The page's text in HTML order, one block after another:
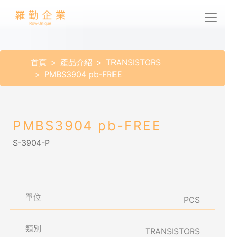
首頁 產品介紹
TRANSISTORS
PMBS3904 pb-FREE
PMBS3904 pb-FREE
S-3904-P
單位 PCS
類別 TRANSISTORS